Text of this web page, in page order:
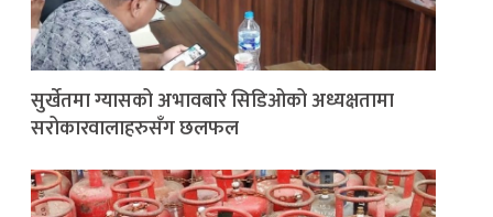
सुर्खेतमा ग्यासको अभावबारे सिडिओको अध्यक्षतामा
सरोकारवालाहरुसँग छलफल